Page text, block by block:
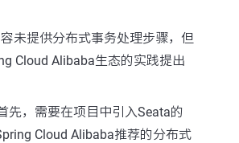
未提供分布式事务处理步骤，但
Cloud Alibaba生态的实践提出
先，需要在项目中引入Seata的
Cloud Alibaba推荐的分布式